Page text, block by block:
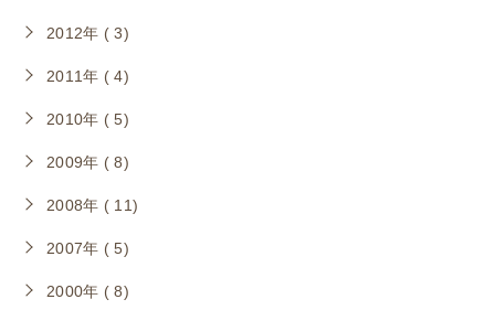
2012年 ( 3)
2011年 ( 4)
2010年 ( 5)
2009年 ( 8)
2008年 ( 11)
2007年 ( 5)
2000年 ( 8)